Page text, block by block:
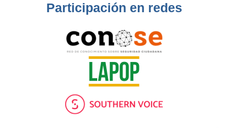
Participación en redes